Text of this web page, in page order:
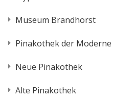
Museum Brandhorst
Pinakothek der Moderne
Neue Pinakothek
Alte Pinakothek